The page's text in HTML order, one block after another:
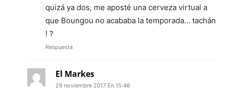
quizá ya dos, me aposté una cerveza virtual a
que Boungou no acababa la temporada… tachán
! ?
Respuesta
El Markes
29 noviembre 2017 En 15:46